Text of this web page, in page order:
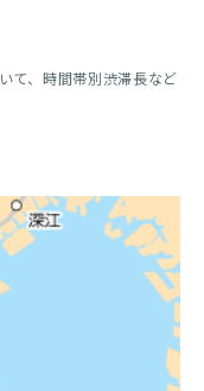
て、時間帯別渋滞長など